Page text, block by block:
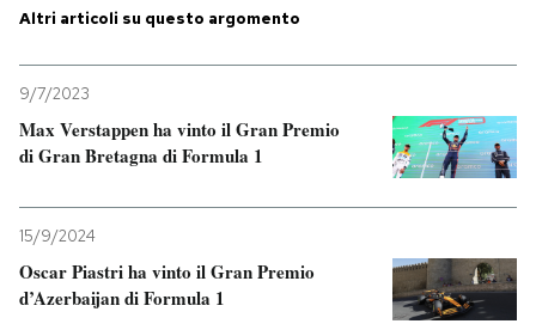
Altri articoli su questo argomento
9/7/2023
Max Verstappen ha vinto il Gran Premio
di Gran Bretagna di Formula 1
15/9/2024
Oscar Piastri ha vinto il Gran Premio
d’Azerbaijan di Formula 1